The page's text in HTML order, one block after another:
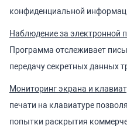
конфиденциальной
Наблюдение за электронной
Программа отслеживает
передачу секретных данных
Мониторинг экрана и
печати на клавиатуре
попытки раскрытия